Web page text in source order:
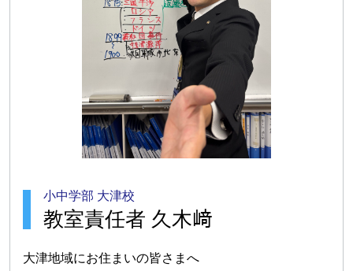
小中学部 大津校
教室責任者 久木﨑
大津地域にお住まいの皆さまへ